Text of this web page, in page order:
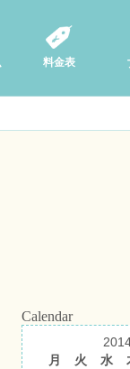
料金表
Calendar
月
火 水